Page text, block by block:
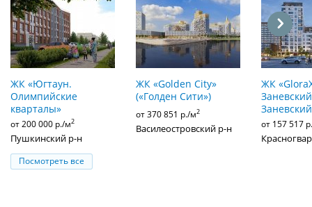
ЖК «Югтаун.
Олимпийские
кварталы»
от 200 000 р./м2
Пушкинский р-н
ЖК «Golden City»
(«Голден Сити»)
от 370 851 р./м2
Василеостровский р-н
ЖК
от 157 517
Посмотреть все